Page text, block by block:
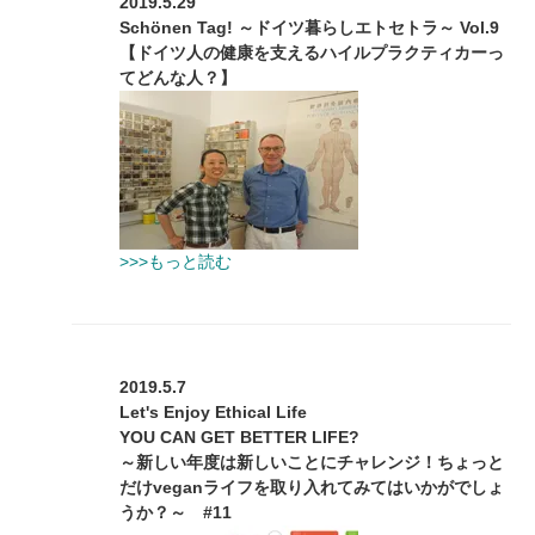
Schönen Tag! ～ドイツ暮らしエトセトラ～ Vol.9
【ドイツ人の健康を支えるハイルプラクティカーっ
てどんな人？】
>>>もっと読む
2019.5.7
Let's Enjoy Ethical Life
YOU CAN GET BETTER LIFE?
～新しい年度は新しいことにチャレンジ！ちょっと
だけveganライフを取り入れてみてはいかがでしょ
うか？～ #11